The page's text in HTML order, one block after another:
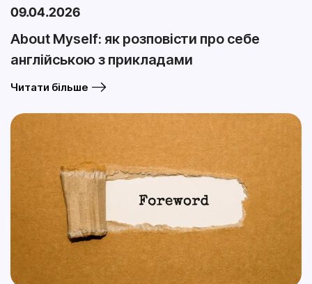
09.04.2026
About Myself: як розповісти про себе
англійською з прикладами
Читати більше